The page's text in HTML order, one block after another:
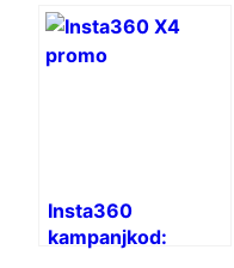
INREC7J
Insta360
kampanjkod: